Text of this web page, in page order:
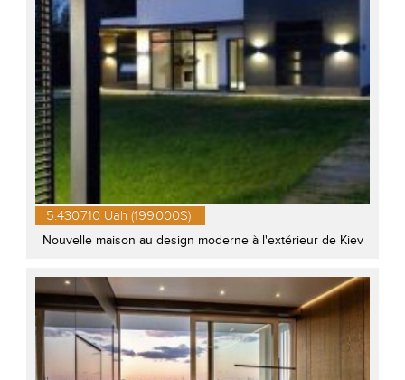
5.430.710 Uah (199.000$)
Nouvelle maison au design moderne à l'extérieur de Kiev